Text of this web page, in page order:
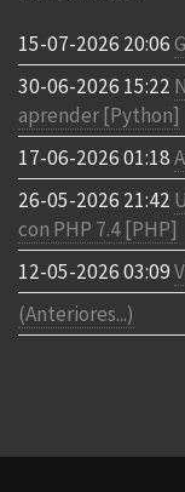
15-07-2026 20:06
30-06-2026 15:22
aprender [Python]
17-06-2026 01:18
26-05-2026 21:42
con PHP 7.4 [PHP]
12-05-2026 03:09
(Anteriores...)